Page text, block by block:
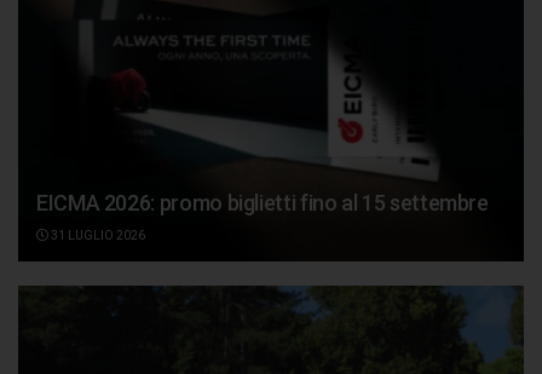
EICMA 2026: promo biglietti fino al 15 settembre
31 LUGLIO 2026